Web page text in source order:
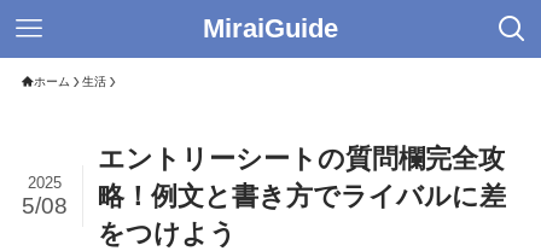
MiraiGuide
ホーム 生活
エントリーシートの質問欄完全攻
略！例文と書き方でライバルに差
をつけよう
2025
5/08